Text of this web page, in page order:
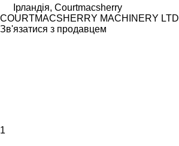
Ірландія, Courtmacsherry
COURTMACSHERRY MACHINERY LTD
Зв'язатися з продавцем
1